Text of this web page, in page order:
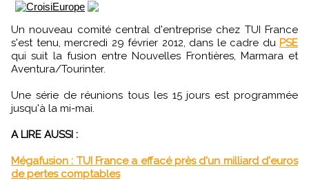
Un nouveau comité central d'entreprise chez TUI France
s'est tenu, mercredi 29 février 2012, dans le cadre du PSE
qui suit la fusion entre Nouvelles Frontières, Marmara et
Aventura/Tourinter.
Une série de réunions tous les 15 jours est programmée
jusqu'à la mi-mai.
A LIRE AUSSI :
Mégafusion : TUI France a effacé près d'un milliard d'euros
de pertes comptables